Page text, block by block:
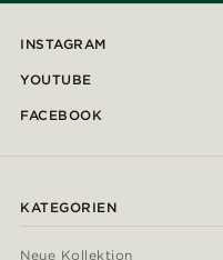
INSTAGRAM
YOUTUBE
FACEBOOK
KATEGORIEN
Neue Kollektion